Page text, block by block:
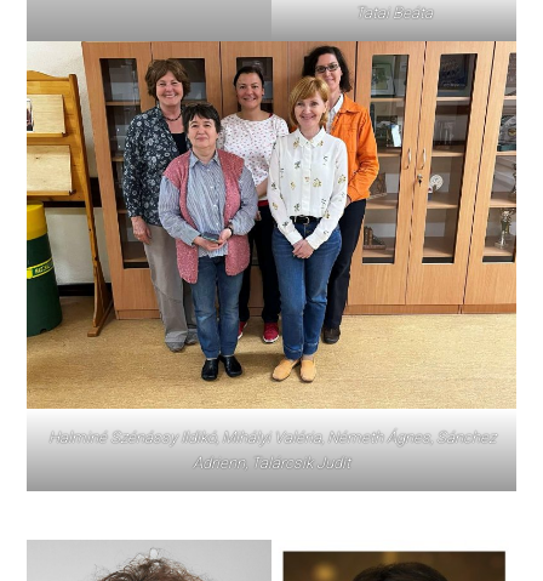
Tatai Beáta
Halminé Szénássy Ildikó, Mihályi Valéria, Németh Ágnes, Sánchez
Adrienn, Talárcsik Judit